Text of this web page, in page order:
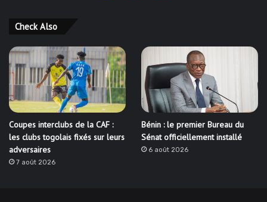
Check Also
Coupes interclubs de la CAF :
les clubs togolais fixés sur leurs
adversaires
7 août 2026
Bénin : le premier Bureau du
Sénat officiellement installé
6 août 2026